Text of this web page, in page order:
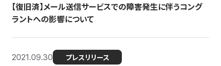
【復旧済】メール送信サービスでの障害発生に伴うコング
ラントへの影響について
2021.09.30 プレスリリース